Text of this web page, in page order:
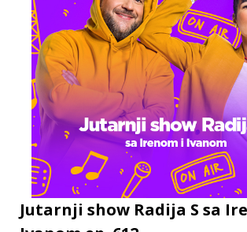
Jutarnji show Radija S sa